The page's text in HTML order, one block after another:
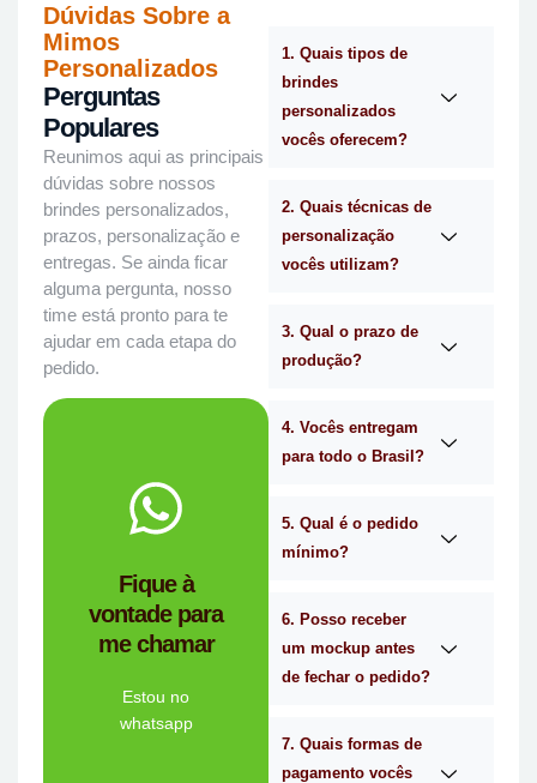
Dúvidas Sobre a
Mimos
Personalizados
Perguntas
Populares
Reunimos aqui as principais
dúvidas sobre nossos
brindes personalizados,
prazos, personalização e
entregas. Se ainda ficar
alguma pergunta, nosso
time está pronto para te
ajudar em cada etapa do
pedido.
Fique à
vontade para
me chamar
Estou no
whatsapp
Tem dúvidas se a
Personalizado é a
empresa de
brindes certa para
Me chama
no
1. Quais tipos de
brindes
personalizados
vocês oferecem?
2. Quais técnicas de
personalização
vocês utilizam?
3. Qual o prazo de
produção?
4. Vocês entregam
para todo o Brasil?
5. Qual é o pedido
mínimo?
6. Posso receber
um mockup antes
de fechar o pedido?
7. Quais formas de
pagamento vocês